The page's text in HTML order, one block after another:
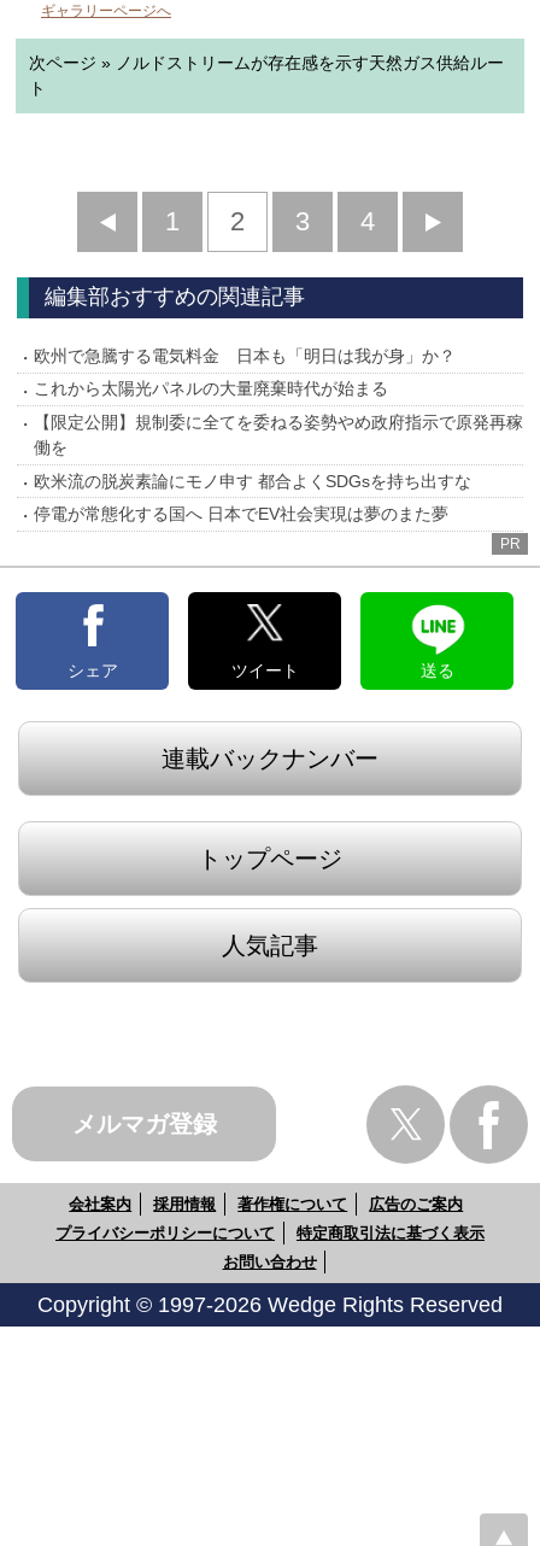
ギャラリーページへ
次ページ » ノルドストリームが存在感を示す天然ガス供給ルー
ト
前
へ
1 2 3 4
へ
編集部おすすめの関連記事
欧州で急騰する電気料金 日本も「明日は我が身」か？
これから太陽光パネルの大量廃棄時代が始まる
【限定公開】規制委に全てを委ねる姿勢やめ政府指示で原発再稼
働を
欧米流の脱炭素論にモノ申す 都合よくSDGsを持ち出すな
停電が常態化する国へ 日本でEV社会実現は夢のまた夢
PR
シェア ツイート 送る
連載バックナンバー
トップページ
人気記事
メルマガ登録
会社案内 採用情報 著作権について
広告のご案内
プライバシーポリシーについて
特定商取引法に基づく表示
お問い合わせ
Copyright © 1997-2026 Wedge Rights Reserved